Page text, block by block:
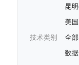
昆
美
技术类别 全部
数